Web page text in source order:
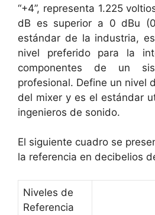
“+4”, representa 1.225
dB es superior a 0 dBu
estándar de la industria,
nivel preferido para la
componentes de un
profesional. Define un nivel
del mixer y es el estándar
ingenieros de sonido.
El siguiente cuadro se
la referencia en decibelios
Niveles de
Referencia